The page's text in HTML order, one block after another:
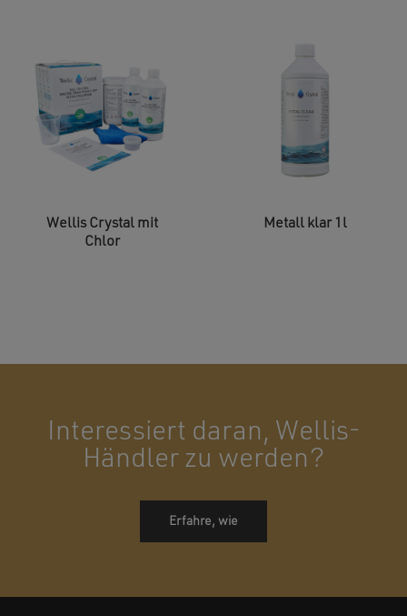
Wellis Crystal mit
Chlor
Metall klar 1l
Interessiert daran, Wellis-
Händler zu werden?
Erfahre, wie